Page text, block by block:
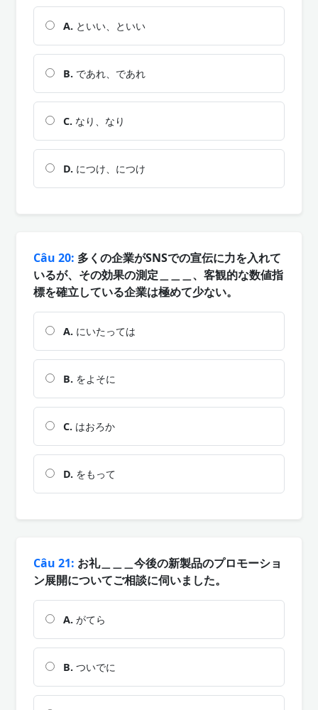
A. といい、といい
B. であれ、であれ
C. なり、なり
D. につけ、につけ
Câu 20: 多くの企業がSNSでの宣伝に力を入れて
いるが、その効果の測定＿＿＿、客観的な数値指
標を確立している企業は極めて少ない。
A. にいたっては
B. をよそに
C. はおろか
D. をもって
Câu 21: お礼＿＿＿今後の新製品のプロモーショ
ン展開についてご相談に伺いました。
A. がてら
B. ついでに